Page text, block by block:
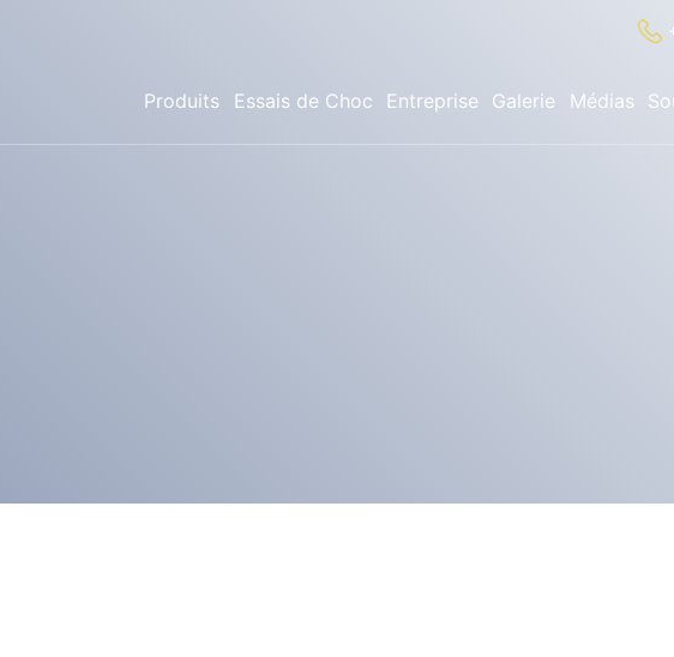
✕
Produits Essais de Choc Entreprise Galerie Médias